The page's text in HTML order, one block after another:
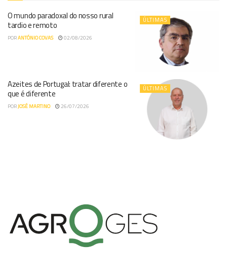
ÚLTIMAS
O mundo paradoxal do nosso rural
tardio e remoto
PORANTÓNIO COVAS 02/08/2026
ÚLTIMAS
Azeites de Portugal: tratar diferente o
que é diferente
PORJOSÉ MARTINO 26/07/2026